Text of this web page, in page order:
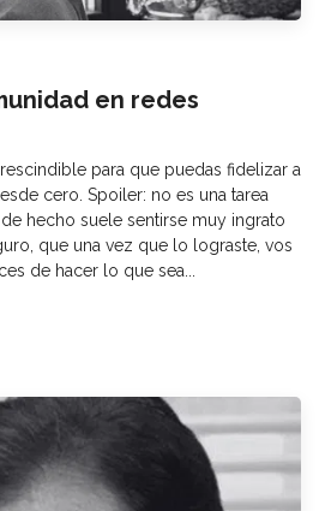
en redes
para que puedas fidelizar a
cero. Spoiler: no es una tarea
hecho suele sentirse muy ingrato
que una vez que lo lograste, vos
de hacer lo que sea...